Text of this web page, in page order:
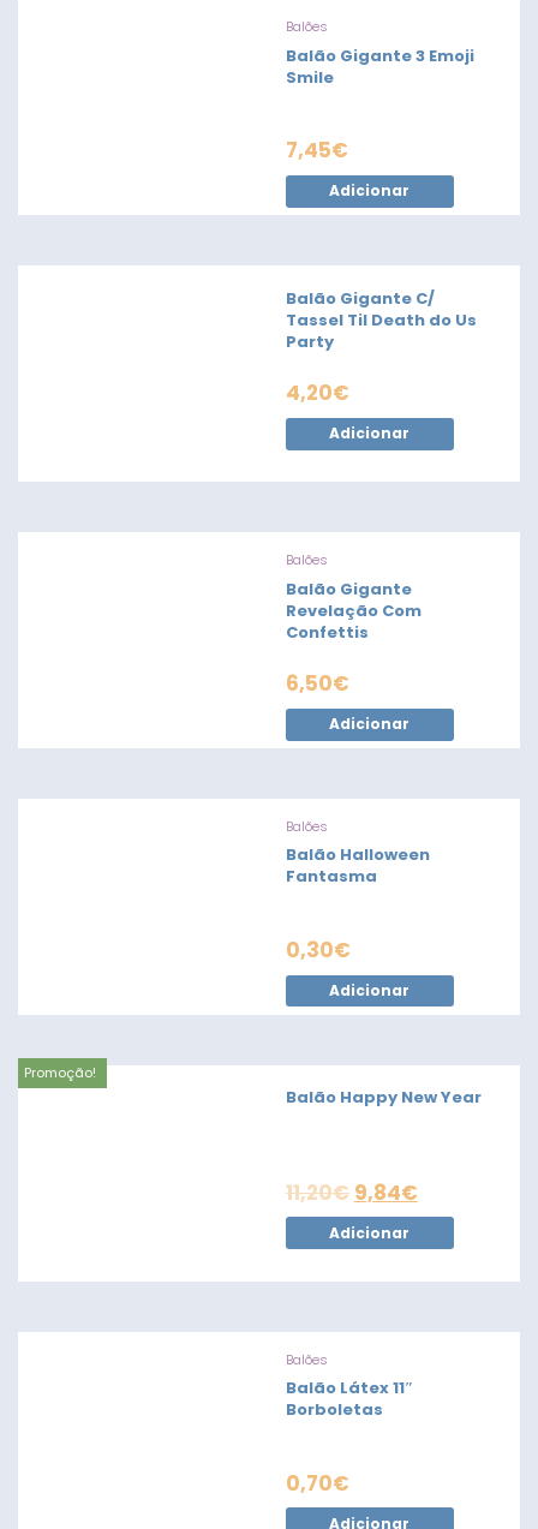
Balões
Balão Gigante 3 Emoji
Smile
7,45€
Adicionar
Balão Gigante C/
Tassel Til Death do Us
Party
4,20€
Adicionar
Balões
Balão Gigante
Revelação Com
Confettis
6,50€
Adicionar
Balões
Balão Halloween
Fantasma
0,30€
Adicionar
Promoção!
Balão Happy New Year
11,20€ 9,84€
Adicionar
Balões
Balão Látex 11″
Borboletas
0,70€
Adicionar